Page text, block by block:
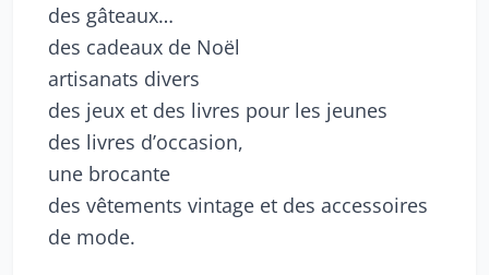
des gâteaux…
des cadeaux de Noël
artisanats divers
des jeux et des livres pour les jeunes
des livres d’occasion,
une brocante
des vêtements vintage et des accessoires
de mode.